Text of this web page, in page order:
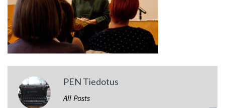
PEN Tiedotus
All Posts